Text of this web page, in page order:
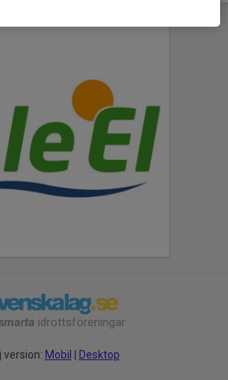
idrottsföreningar
version: Mobil Desktop